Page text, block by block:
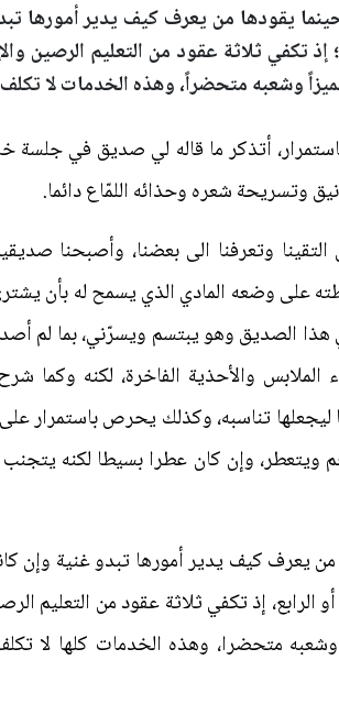
يقودها من يعرف كيف يدير أمورها
إذ تكفي ثلاثة عقود من التعليم الرصين
وشعبه متحضراً، وهذه الخدمات لا تكلف
أتذكر ما قاله لي صديق في جلسة
وتسريحة شعره وحذائه اللمّاع دائما.
وتعرفنا الى بعضنا، وأصبحنا
على وضعه المادي الذي يسمح له بأن
الصديق وهو يبتسم ويسرّني، بما لم
الملابس والأحذية الفاخرة، لكنه
ليجعلها تناسبه، وكذلك يحرص باستمرار
ويتعطر، وإن كان عطرا بسيطا لكنه
يعرف كيف يدير أمورها تبدو غنية وإن
إذ تكفي ثلاثة عقود من التعليم
متحضرا، وهذه الخدمات كلها لا